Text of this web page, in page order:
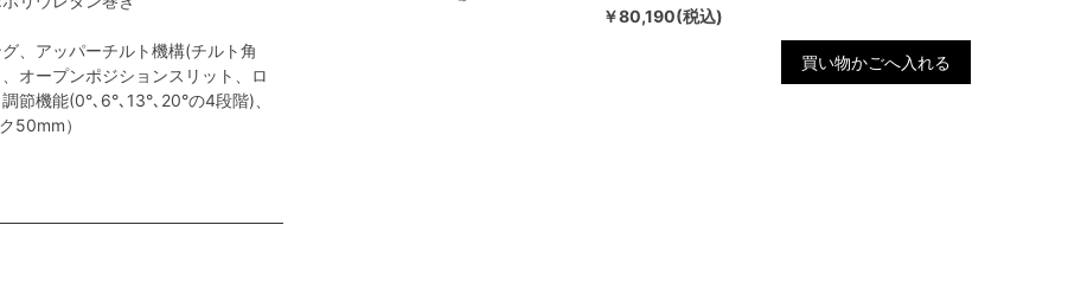
、アッパーチルト機構(チルト角
オープンポジションスリット、ロ
節機能(0°､6°､13°､20°の4段階)、
50mm）
￥80,190(税込)
買い物かごへ入れる